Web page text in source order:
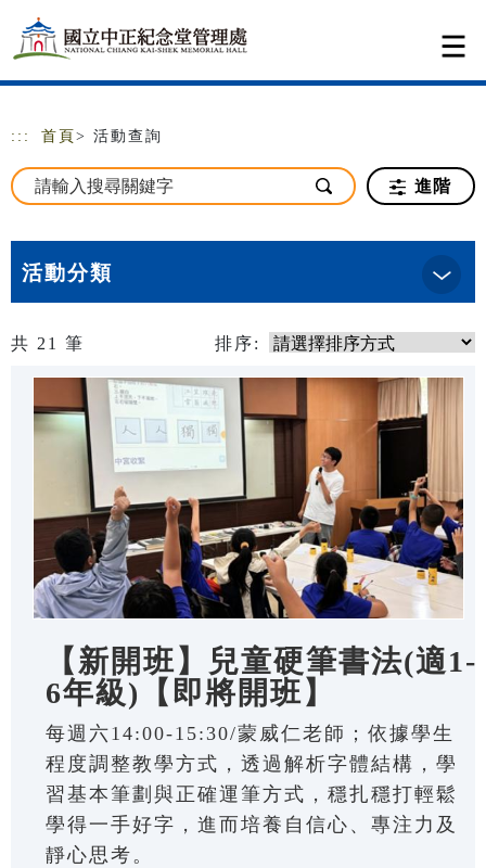
跳到主要內容
網站導覽
::: 首頁 > 活動查詢
進階
活動分類
共 21 筆 排序:
【新開班】兒童硬筆書法(適1-
6年級)【即將開班】
每週六14:00-15:30/蒙威仁老師；依據學生
程度調整教學方式，透過解析字體結構，學
習基本筆劃與正確運筆方式，穩扎穩打輕鬆
學得一手好字，進而培養自信心、專注力及
靜心思考。